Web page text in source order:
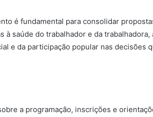
é fundamental para consolidar
à saúde do trabalhador e da
e da participação popular nas decisões
a programação, inscrições e